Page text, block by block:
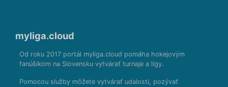
myliga.cloud
Od roku 2017 portál myliga.cloud pomáha hokejovým
fanúšikom na Slovensku vytvárať turnaje a ligy.
Pomocou služby môžete vytvárať udalosti, pozývať